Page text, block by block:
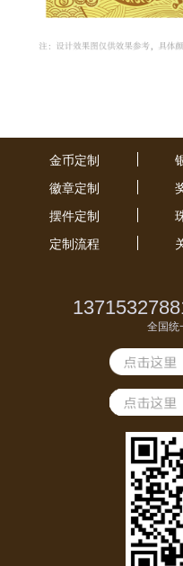
金币定制
徽章定制
摆件定制
定制流程
全国统